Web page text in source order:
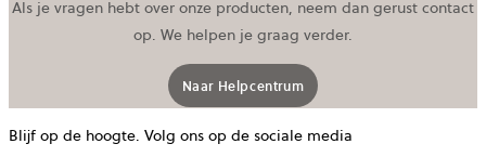
Als je vragen hebt over onze producten, neem dan gerust contact
op. We helpen je graag verder.
Naar Helpcentrum
Blijf op de hoogte. Volg ons op de sociale media